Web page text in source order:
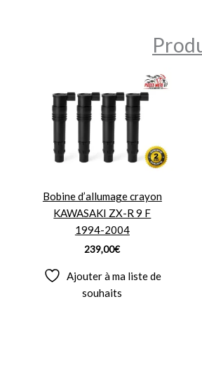
Bobine d’allumage crayon
KAWASAKI ZX-R 9 F
1994-2004
239,00€
Ajouter à ma liste de
souhaits